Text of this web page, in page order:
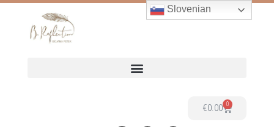
€0.00 0
Slovenian